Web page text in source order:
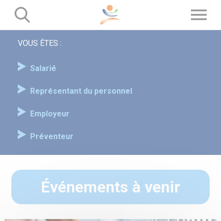
VOUS ÊTES :
Salarié
Représentant du personnel
Employeur
Préventeur
Événements à venir
Panneau de gestion des cookies